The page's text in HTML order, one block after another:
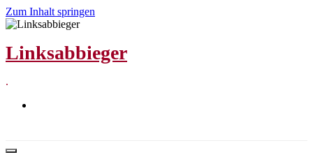
Zum Inhalt springen
Linksabbieger
.